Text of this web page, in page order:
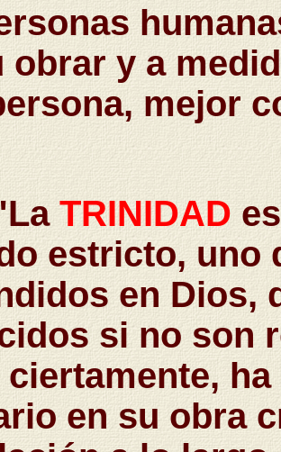
obrar y a
mejor
TRINIDAD
estricto, uno
en Dios,
si no son
ciertamente,
en su obra